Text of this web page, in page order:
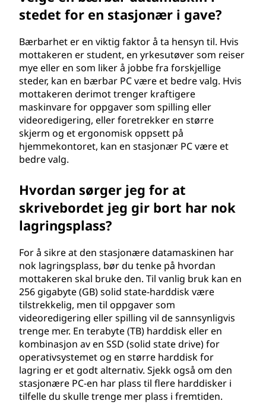
stedet for en stasjonær i gave?
Bærbarhet er en viktig faktor å ta hensyn til. Hvis
mottakeren er student, en yrkesutøver som reiser
mye eller en som liker å jobbe fra forskjellige
steder, kan en bærbar PC være et bedre valg. Hvis
mottakeren derimot trenger kraftigere
maskinvare for oppgaver som spilling eller
videoredigering, eller foretrekker en større
skjerm og et ergonomisk oppsett på
hjemmekontoret, kan en stasjonær PC være et
bedre valg.
Hvordan sørger jeg for at
skrivebordet jeg gir bort har nok
lagringsplass?
For å sikre at den stasjonære datamaskinen har
nok lagringsplass, bør du tenke på hvordan
mottakeren skal bruke den. Til vanlig bruk kan en
256 gigabyte (GB) solid state-harddisk være
tilstrekkelig, men til oppgaver som
videoredigering eller spilling vil de sannsynligvis
trenge mer. En terabyte (TB) harddisk eller en
kombinasjon av en SSD (solid state drive) for
operativsystemet og en større harddisk for
lagring er et godt alternativ. Sjekk også om den
stasjonære PC-en har plass til flere harddisker i
tilfelle du skulle trenge mer plass i fremtiden.